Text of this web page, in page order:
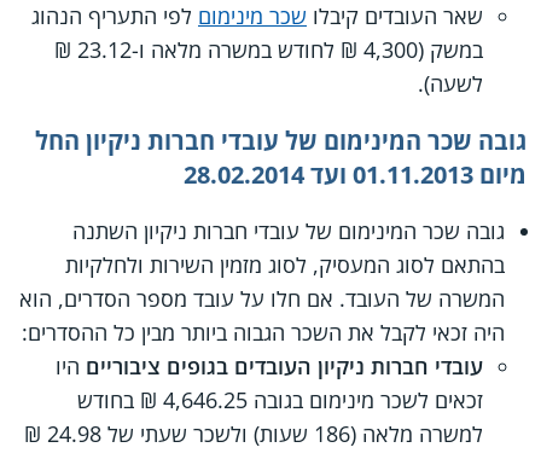
שאר העובדים קיבלו שכר מינימום לפי התעריף הנהוג
במשק (4,300 ₪ לחודש במשרה מלאה ו-23.12 ₪
לשעה).
גובה שכר המינימום של עובדי חברות ניקיון החל
מיום 01.11.2013 ועד 28.02.2014
גובה שכר המינימום של עובדי חברות ניקיון השתנה
בהתאם לסוג המעסיק, לסוג מזמין השירות ולחלקיות
המשרה של העובד. אם חלו על עובד מספר הסדרים, הוא
היה זכאי לקבל את השכר הגבוה ביותר מבין כל ההסדרים:
עובדי חברות ניקיון העובדים בגופים ציבוריים היו
זכאים לשכר מינימום בגובה 4,646.25 ₪ בחודש
למשרה מלאה (186 שעות) ולשכר שעתי של 24.98 ₪